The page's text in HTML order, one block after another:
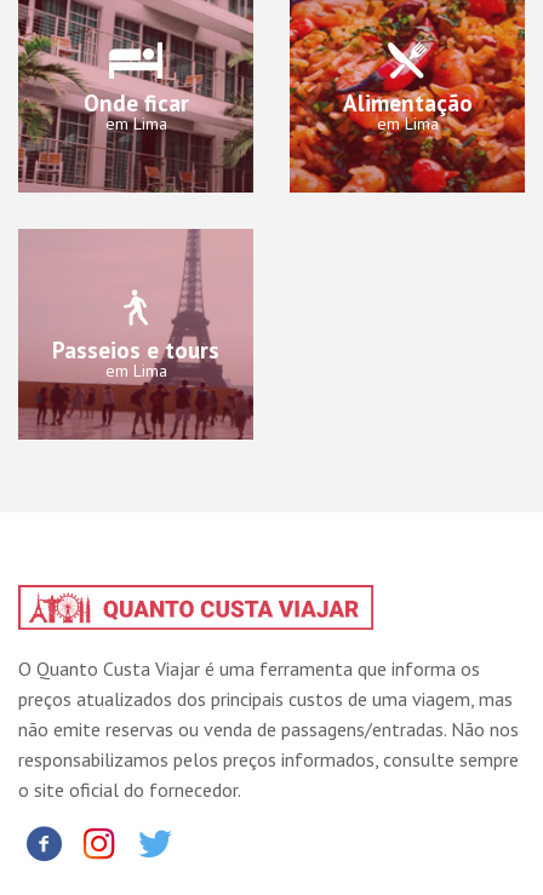
Onde ficar
em Lima
Alimentação
em Lima
Passeios e tours
em Lima
O Quanto Custa Viajar é uma ferramenta que informa os
preços atualizados dos principais custos de uma viagem, mas
não emite reservas ou venda de passagens/entradas. Não nos
responsabilizamos pelos preços informados, consulte sempre
o site oficial do fornecedor.